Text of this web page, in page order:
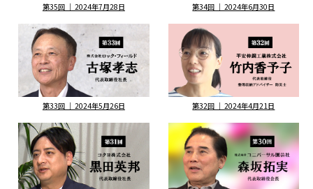
第35回 ｜ 2024年7月28日 第34回 ｜ 2024年6月30日
第33回 ｜ 2024年5月26日 第32回 ｜ 2024年4月21日